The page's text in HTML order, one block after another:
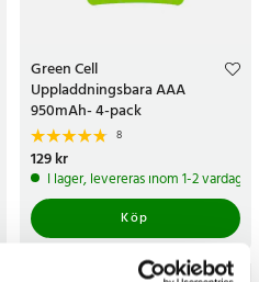
Green Cell
Uppladdningsbara AAA
950mAh- 4-pack
8
Pris:129 kr
129 kr
I lager, levereras inom 1-2 vardagar
Köp